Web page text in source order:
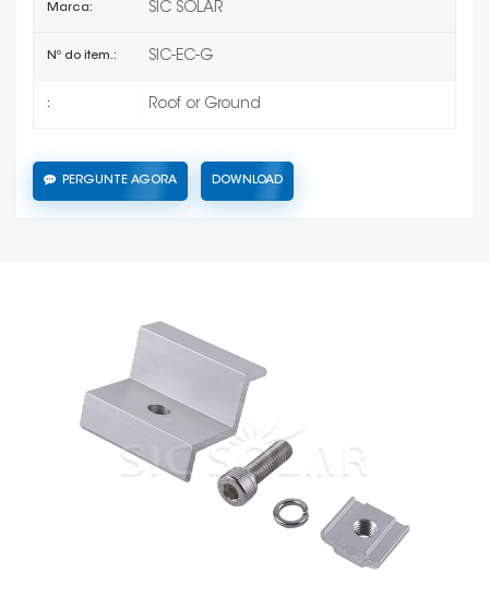
Marca: SIC SOLAR
Nº do item.: SIC-EC-G
: Roof or Ground
PERGUNTE AGORA DOWNLOAD